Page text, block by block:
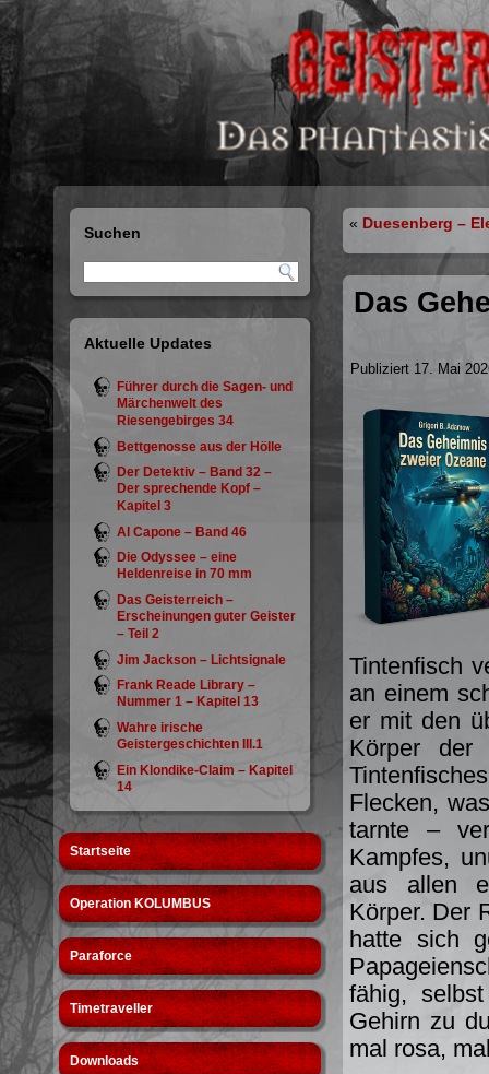
Suchen
Aktuelle Updates
Führer durch die Sagen- und
Märchenwelt des
Riesengebirges 34
Bettgenosse aus der Hölle
Der Detektiv – Band 32 –
Der sprechende Kopf –
Kapitel 3
Al Capone – Band 46
Die Odyssee – eine
Heldenreise in 70 mm
Das Geisterreich –
Erscheinungen guter Geister
– Teil 2
Jim Jackson – Lichtsignale
Frank Reade Library –
Nummer 1 – Kapitel 13
Wahre irische
Geistergeschichten III.1
Ein Klondike-Claim – Kapitel
14
Startseite
Operation KOLUMBUS
Paraforce
Timetraveller
Downloads
« Duesenberg –
Das
Publiziert 17. Mai
Tintenfisch
an einem
er mit den
Körper der
Flecken,
tarnte –
Kampfes,
aus allen
Körper. Der
hatte sich
fähig,
Gehirn zu
mal rosa,